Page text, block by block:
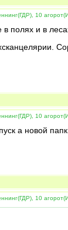
10
полях и в
10
а новой
10